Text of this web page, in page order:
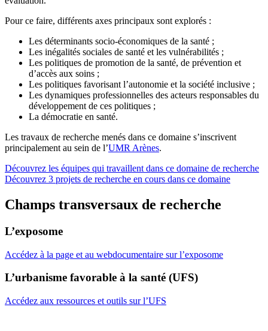
Pour ce faire, différents axes principaux sont explorés :
Les déterminants socio-économiques de la santé ;
Les inégalités sociales de santé et les vulnérabilités ;
Les politiques de promotion de la santé, de prévention et
d’accès aux soins ;
Les politiques favorisant l’autonomie et la société inclusive ;
Les dynamiques professionnelles des acteurs responsables du
développement de ces politiques ;
La démocratie en santé.
Les travaux de recherche menés dans ce domaine s’inscrivent
principalement au sein de l’UMR Arènes.
Découvrez les équipes qui travaillent dans ce domaine de recherche
Découvrez 3 projets de recherche en cours dans ce domaine
Champs transversaux de recherche
L’exposome
Accédez à la page et au webdocumentaire sur l’exposome
L’urbanisme favorable à la santé (UFS)
Accédez aux ressources et outils sur l’UFS